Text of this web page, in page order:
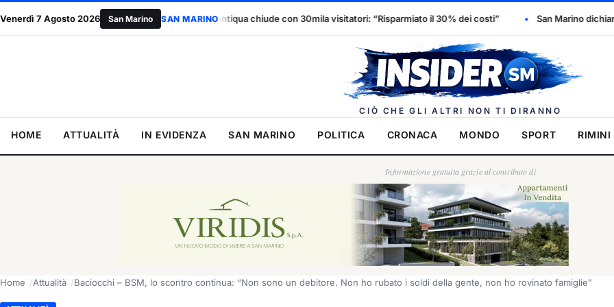
Venerdì 7 Agosto 2026 San Marino SAN MARINO
San Marino Antiqua chiude con 30mila visitatori: “Risparmiato il 30% dei costi” San Marino dichiara l’emergenza idrica:
CIÒ CHE GLI ALTRI NON TI DIRANNO
HOME ATTUALITÀ IN EVIDENZA SAN MARINO POLITICA CRONACA MONDO SPORT RIMINI
Informazione gratuita grazie al contributo di
Home Attualità Baciocchi – BSM, lo scontro continua: “Non sono un debitore. Non ho rubato i soldi della gente, non ho rovinato famiglie”